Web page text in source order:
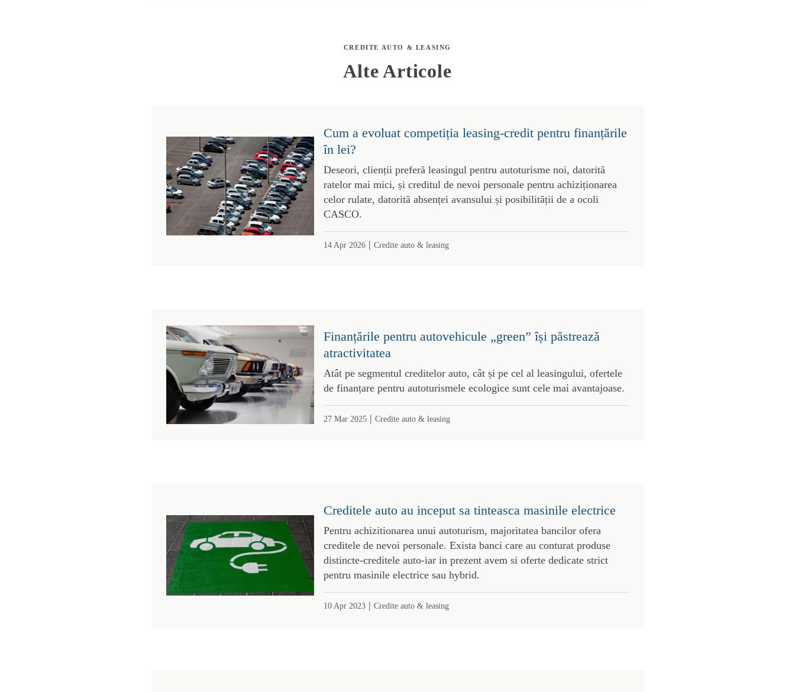
CREDITE AUTO & LEASING
Alte Articole
Cum a evoluat competiția leasing-credit pentru finanțările
în lei?
Deseori, clienții preferă leasingul pentru autoturisme noi, datorită
ratelor mai mici, și creditul de nevoi personale pentru achiziționarea
celor rulate, datorită absenței avansului și posibilității de a ocoli
CASCO.
14 Apr 2026| Credite auto & leasing
Finanțările pentru autovehicule „green” își păstrează
atractivitatea
Atât pe segmentul creditelor auto, cât și pe cel al leasingului, ofertele
de finanțare pentru autoturismele ecologice sunt cele mai avantajoase.
27 Mar 2025| Credite auto & leasing
Creditele auto au inceput sa tinteasca masinile electrice
Pentru achizitionarea unui autoturism, majoritatea bancilor ofera
creditele de nevoi personale. Exista banci care au conturat produse
distincte-creditele auto-iar in prezent avem si oferte dedicate strict
pentru masinile electrice sau hybrid.
10 Apr 2023| Credite auto & leasing